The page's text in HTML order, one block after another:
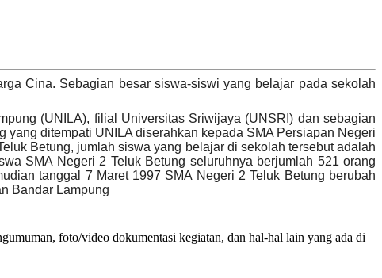
Cina. Sebagian besar siswa-siswi yang belajar pada sekolah
(UNILA), filial Universitas Sriwijaya (UNSRI) dan sebagian
ditempati UNILA diserahkan kepada SMA Persiapan Negeri
Betung, jumlah siswa yang belajar di sekolah tersebut adalah
SMA Negeri 2 Teluk Betung seluruhnya berjumlah 521 orang
tanggal 7 Maret 1997 SMA Negeri 2 Teluk Betung berubah
Bandar Lampung
foto/video dokumentasi kegiatan, dan hal-hal lain yang ada di